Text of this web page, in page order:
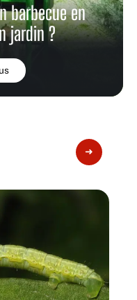
barbecue en
jardin ?